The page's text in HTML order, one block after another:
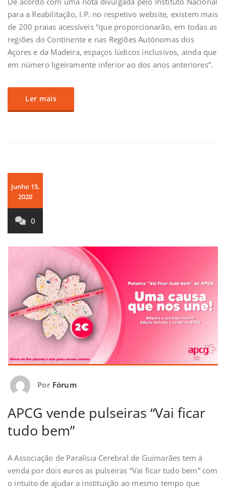
para a Reabilitação, I.P. no respetivo website, existem mais
de 200 praias acessíveis “que proporcionarão, em todas as
regiões do Continente e nas Regiões Autónomas dos
Açores e da Madeira, espaços lúdicos inclusivos, ainda que
em número ligeiramente inferior ao dos anos anteriores”.
Ler mais
Junho 15,
2020
0
Por Fórum
APCG vende pulseiras “Vai ficar
tudo bem”
A Associação de Paralisia Cerebral de Guimarães tem à
venda por dois euros as pulseiras “Vai ficar tudo bem” com
o intuito de ajudar a instituição ao mesmo tempo que